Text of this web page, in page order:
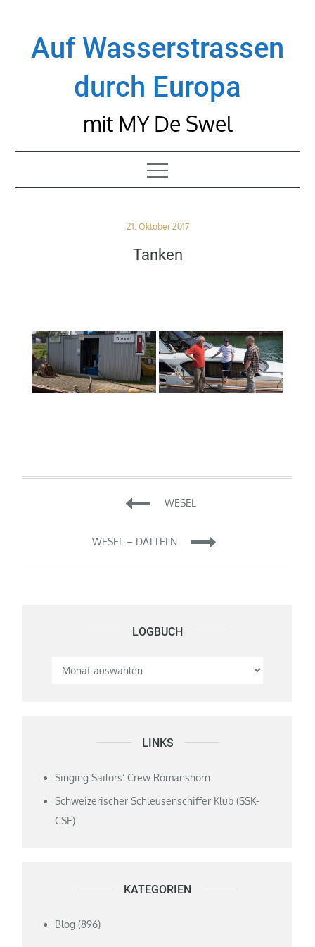
contentAuf Wasserstrassen
durch Europa
mit MY De Swel
Posted
21. Oktober 2017
Tanken
Beitragsnavigation
WESEL
WESEL – DATTELN
LOGBUCH Logbuch
LINKS
Singing Sailors‘ Crew Romanshorn
Schweizerischer Schleusenschiffer Klub (SSK-
CSE)
KATEGORIEN
Blog (896)